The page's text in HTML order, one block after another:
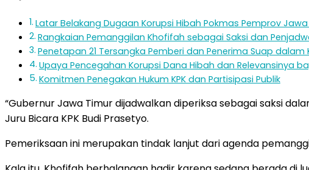
Latar Belakang Dugaan Korupsi Hibah Pokmas Pemprov
Rangkaian Pemanggilan Khofifah sebagai Saksi dan
Penetapan 21 Tersangka Pemberi dan Penerima Suap dalam
Upaya Pencegahan Korupsi Dana Hibah dan Relevansinya
Komitmen Penegakan Hukum KPK dan Partisipasi Publik
“Gubernur Jawa Timur dijadwalkan diperiksa sebagai saksi
Juru Bicara KPK Budi Prasetyo.
Pemeriksaan ini merupakan tindak lanjut dari agenda